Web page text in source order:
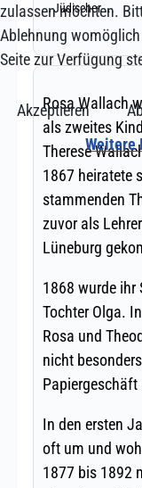
zulassen möchten.
Ablehnung
Seite zur Verfügung
Akzeptieren
Weitere